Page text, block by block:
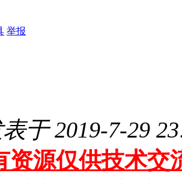
举报
于 2019-7-29
资源仅供技术交